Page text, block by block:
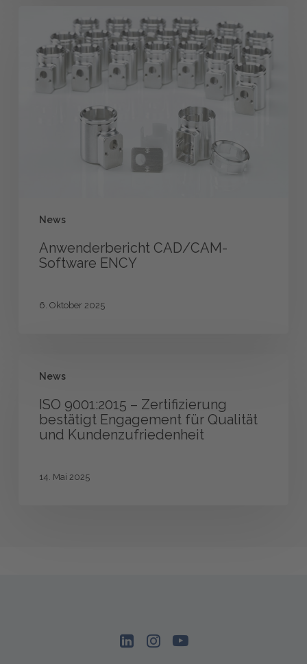
News
CAD/CAM-
Software
ENCY
Anwenderbericht CAD/CAM-
Software ENCY
6. Oktober 2025
News
9001:2015
Zertifizierung
bestätigt
Qualität
ISO 9001:2015 – Zertifizierung
bestätigt Engagement für Qualität
und Kundenzufriedenheit
14. Mai 2025